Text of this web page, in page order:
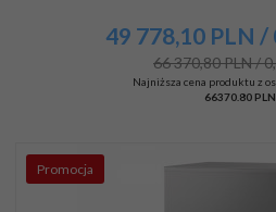
49 778,10PLN /
66 370,80 PLN /
Najniższa cena produktu z
66370.80 PLN
Promocja